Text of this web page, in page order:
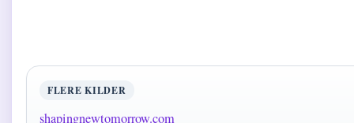
FLERE KILDER
shapingnewtomorrow.com